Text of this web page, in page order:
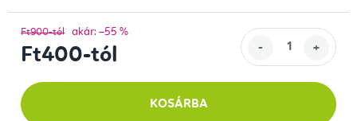
Ft900-tól akár: –55 %
Ft400-tól
KOSÁRBA